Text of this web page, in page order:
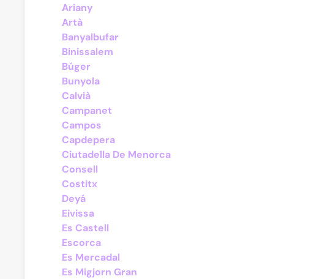
Ariany
Artà
Banyalbufar
Binissalem
Búger
Bunyola
Calvià
Campanet
Campos
Capdepera
Ciutadella De Menorca
Consell
Costitx
Deyá
Eivissa
Es Castell
Escorca
Es Mercadal
Es Migjorn Gran